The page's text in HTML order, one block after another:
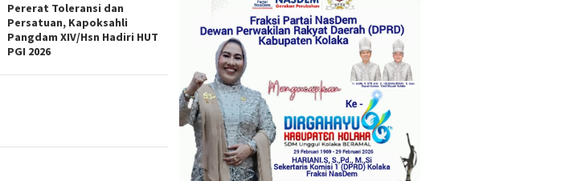
Pererat Toleransi dan
Persatuan, Kapoksahli
Pangdam XIV/Hsn Hadiri HUT
PGI 2026